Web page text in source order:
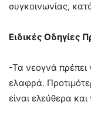
συγκοινωνίας,
Ειδικές Οδηγίες
-Τα νεογνά πρέπει
ελαφρά.
είναι ελεύθερα